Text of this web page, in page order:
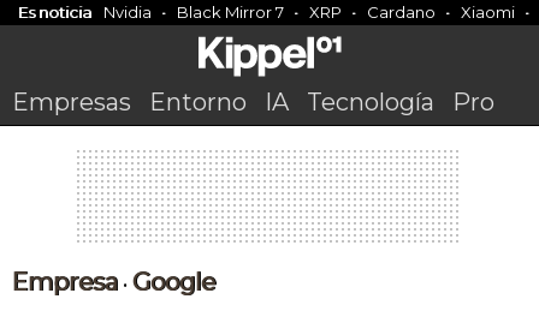
Es noticia Nvidia Black Mirror 7 XRP Cardano Xiaomi
Empresas Entorno IA Tecnología Pro
Empresa• Google